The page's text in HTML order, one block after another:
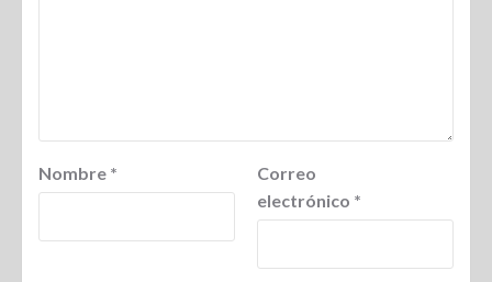
Nombre *
Correo
electrónico *